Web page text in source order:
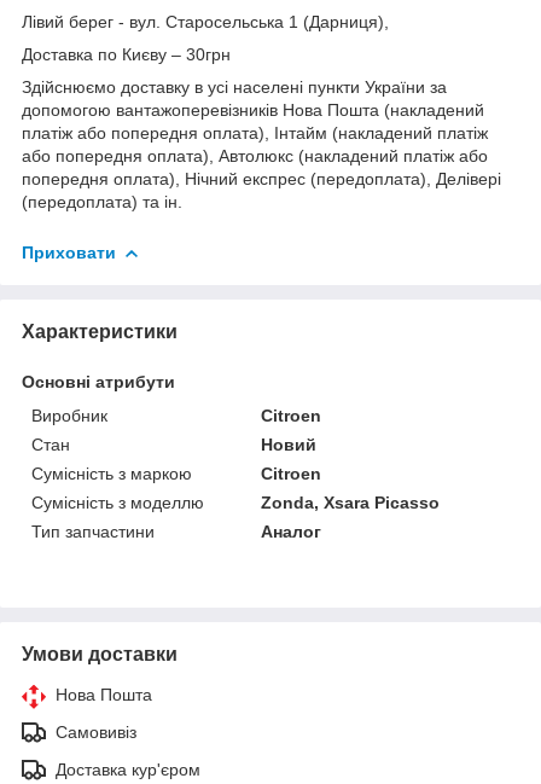
Лівий берег - вул. Старосельська 1 (Дарниця),
Доставка по Києву – 30грн
Здійснюємо доставку в усі населені пункти України за
допомогою вантажоперевізників Нова Пошта (накладений
платіж або попередня оплата), Інтайм (накладений платіж
або попередня оплата), Автолюкс (накладений платіж або
попередня оплата), Нічний експрес (передоплата), Делівері
(передоплата) та ін.
Приховати
Характеристики
Основні атрибути
Виробник
Citroen
Стан
Новий
Сумісність з маркою
Citroen
Сумісність з моделлю
Zonda, Xsara Picasso
Тип запчастини
Аналог
Умови доставки
Нова Пошта
Самовивіз
Доставка кур'єром